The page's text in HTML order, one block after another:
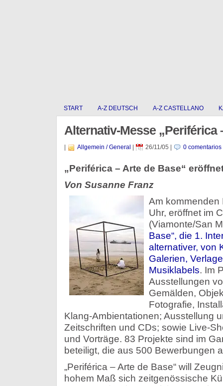
START A-Z DEUTSCH A-Z CASTELLANO
Alternativ-Messe „Periférica
Allgemein / General 26/11/05 0 comentarios
„Periférica – Arte de Base“
Von Susanne Franz
Am kommenden
Uhr, eröffnet im
(Viamonte/San
Base“, die 1.
alternativer, von
Galerien,
Musiklabels. Im
Ausstellungen
Gemälden,
Fotografie,
Klang-Ambientationen; Ausstellung
Zeitschriften und CDs; sowie Live-
und Vorträge. 83 Projekte sind im
beteiligt, die aus 500 Bewerbungen
„Periférica – Arte de Base“ will
hohem Maß sich zeitgenössische